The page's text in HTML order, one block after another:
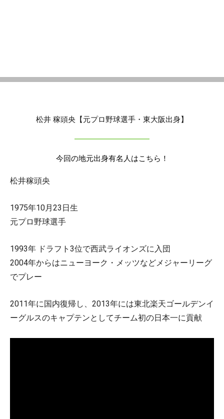
松井 稼頭央【元プロ野球選手・東大阪出身】
今回の地元出身有名人はこちら！
松井稼頭央
1975年10月23日生
元プロ野球選手
1993年 ドラフト3位で西武ライオンズに入団
2004年からはニューヨーク・メッツなどメジャーリーグ
でプレー
2011年に国内復帰し、2013年には東北楽天ゴールデンイ
ーグルスのキャプテンとしてチーム初の日本一に貢献